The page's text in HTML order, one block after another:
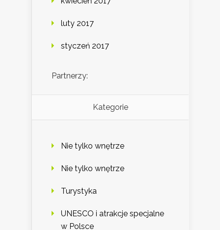
luty 2017
styczeń 2017
Partnerzy:
Kategorie
Nie tylko wnętrze
Nie tylko wnętrze
Turystyka
UNESCO i atrakcje specjalne
w Polsce